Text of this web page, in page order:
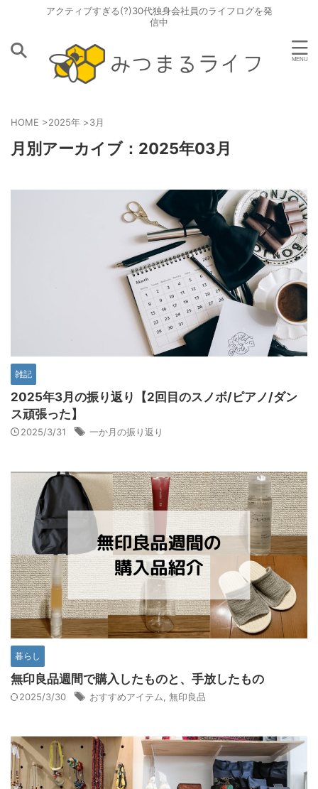
アクティブすぎる(?)30代独身会社員のライフログを発
信中
HOME >2025年 >3月
月別アーカイブ：2025年03月
雑記
2025年3月の振り返り【2回目のスノボ/ピアノ/ダン
ス頑張った】
2025/3/31 一か月の振り返り
暮らし
無印良品週間で購入したものと、手放したもの
2025/3/30 おすすめアイテム, 無印良品